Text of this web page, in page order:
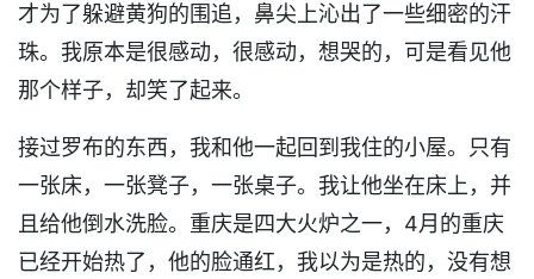
才为了躲避黄狗的围追，鼻尖上沁出了一些细密的汗
珠。我原本是很感动，很感动，想哭的，可是看见他
那个样子，却笑了起来。
接过罗布的东西，我和他一起回到我住的小屋。只有
一张床，一张凳子，一张桌子。我让他坐在床上，并
且给他倒水洗脸。重庆是四大火炉之一，4月的重庆
已经开始热了，他的脸通红，我以为是热的，没有想